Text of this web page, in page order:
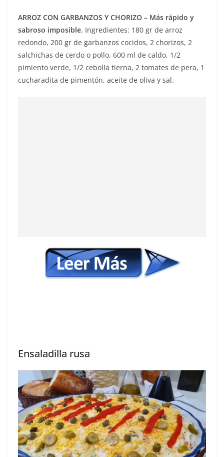
ARROZ CON GARBANZOS Y CHORIZO – Más rápido y
sabroso imposible. Ingredientes: 180 gr de arroz
redondo, 200 gr de garbanzos cocidos, 2 chorizos, 2
salchichas de cerdo o pollo, 600 ml de caldo, 1/2
pimiento verde, 1/2 cebolla tierna, 2 tomates de pera, 1
cucharadita de pimentón, aceite de oliva y sal.
Ensaladilla rusa